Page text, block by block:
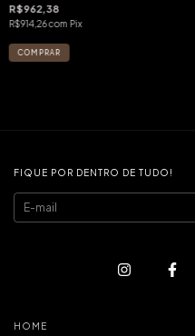
R$962,38
R$914,26com Pix
FIQUE POR DENTRO DE TUDO!
HOME